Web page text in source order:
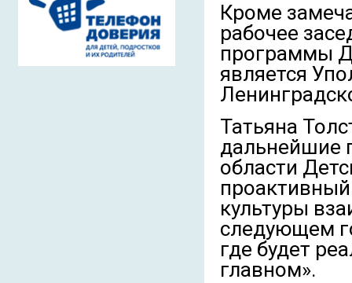
Кроме
рабочее
программы
является
Татьяна
дальнейшие
области
культуры
следующем
где будет
главном».